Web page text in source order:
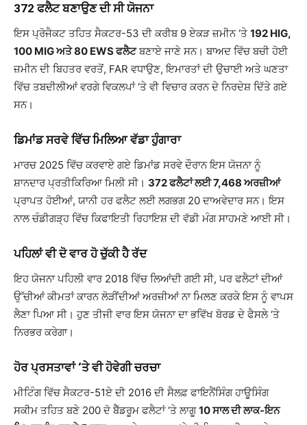
372 ਫਲੈਟ ਬਣਾਉਣ ਦੀ ਸੀ ਯੋਜਨਾ
ਇਸ ਪ੍ਰੋਜੈਕਟ ਤਹਿਤ ਸੈਕਟਰ-53 ਦੀ ਕਰੀਬ 9 ਏਕੜ ਜ਼ਮੀਨ ‘ਤੇ 192 HIG,
100 MIG ਅਤੇ 80 EWS ਫਲੈਟਬਣਾਏ ਜਾਣੇ ਸਨ। ਬਾਅਦ ਵਿੱਚ ਬਚੀ ਹੋਈ
ਜ਼ਮੀਨ ਦੀ ਬਿਹਤਰ ਵਰਤੋਂ, FAR ਵਧਾਉਣ, ਇਮਾਰਤਾਂ ਦੀ ਉਚਾਈ ਅਤੇ ਘਣਤਾ
ਵਿੱਚ ਤਬਦੀਲੀਆਂ ਵਰਗੇ ਵਿਕਲਪਾਂ ‘ਤੇ ਵੀ ਵਿਚਾਰ ਕਰਨ ਦੇ ਨਿਰਦੇਸ਼ ਦਿੱਤੇ ਗਏ
ਸਨ।
ਡਿਮਾਂਡ ਸਰਵੇ ਵਿੱਚ ਮਿਲਿਆ ਵੱਡਾ ਹੁੰਗਾਰਾ
ਮਾਰਚ 2025 ਵਿੱਚ ਕਰਵਾਏ ਗਏ ਡਿਮਾਂਡ ਸਰਵੇ ਦੌਰਾਨ ਇਸ ਯੋਜਨਾ ਨੂੰ
ਸ਼ਾਨਦਾਰ ਪ੍ਰਤੀਕਿਰਿਆ ਮਿਲੀ ਸੀ। 372 ਫਲੈਟਾਂ ਲਈ 7,468 ਅਰਜ਼ੀਆਂ
ਪ੍ਰਾਪਤ ਹੋਈਆਂ, ਯਾਨੀ ਹਰ ਫਲੈਟ ਲਈ ਲਗਭਗ 20 ਦਾਅਵੇਦਾਰ ਸਨ। ਇਸ
ਨਾਲ ਚੰਡੀਗੜ੍ਹ ਵਿੱਚ ਕਿਫਾਇਤੀ ਰਿਹਾਇਸ਼ ਦੀ ਵੱਡੀ ਮੰਗ ਸਾਹਮਣੇ ਆਈ ਸੀ।
ਪਹਿਲਾਂ ਵੀ ਦੋ ਵਾਰ ਹੋ ਚੁੱਕੀ ਹੈ ਰੱਦ
ਇਹ ਯੋਜਨਾ ਪਹਿਲੀ ਵਾਰ 2018 ਵਿੱਚ ਲਿਆਂਦੀ ਗਈ ਸੀ, ਪਰ ਫਲੈਟਾਂ ਦੀਆਂ
ਉੱਚੀਆਂ ਕੀਮਤਾਂ ਕਾਰਨ ਲੋੜੀਂਦੀਆਂ ਅਰਜ਼ੀਆਂ ਨਾ ਮਿਲਣ ਕਰਕੇ ਇਸ ਨੂੰ ਵਾਪਸ
ਲੈਣਾ ਪਿਆ ਸੀ। ਹੁਣ ਤੀਜੀ ਵਾਰ ਇਸ ਯੋਜਨਾ ਦਾ ਭਵਿੱਖ ਬੋਰਡ ਦੇ ਫੈਸਲੇ ‘ਤੇ
ਨਿਰਭਰ ਕਰੇਗਾ।
ਹੋਰ ਪ੍ਰਸਤਾਵਾਂ ‘ਤੇ ਵੀ ਹੋਵੇਗੀ ਚਰਚਾ
ਮੀਟਿੰਗ ਵਿੱਚ ਸੈਕਟਰ-51ਏ ਦੀ 2016 ਦੀ ਸੈਲਫ਼ ਫਾਇਨੈਂਸਿੰਗ ਹਾਊਸਿੰਗ
ਸਕੀਮ ਤਹਿਤ ਬਣੇ 200 ਦੋ ਬੈੱਡਰੂਮ ਫਲੈਟਾਂ ‘ਤੇ ਲਾਗੂ10 ਸਾਲ ਦੀ ਲਾਕ-ਇਨ